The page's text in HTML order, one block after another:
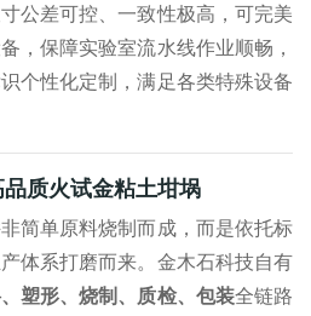
公差可控、一致性极高，可完美
，保障实验室流水线作业顺畅，
个性化定制，满足各类特殊设备
质火试金粘土坩埚
简单原料烧制而成，而是依托标
体系打磨而来。金木石科技自有
塑形、烧制、质检、包装全链路